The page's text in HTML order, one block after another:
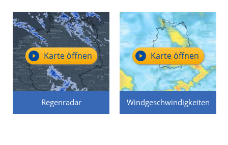
Regenradar
Karte öffnen
Windgeschwindigkeiten
Karte öffnen